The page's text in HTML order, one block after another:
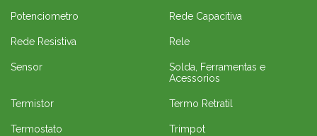
Potenciometro Rede Capacitiva
Rede Resistiva Rele
Sensor
Solda, Ferramentas e
Acessorios
Termistor Termo Retratil
Termostato Trimpot